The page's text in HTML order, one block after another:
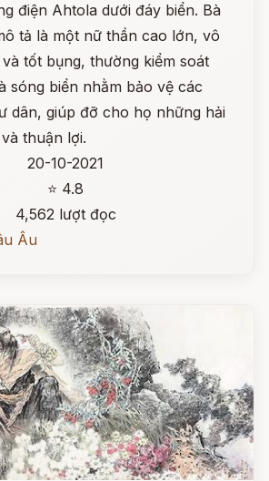
điện Ahtola dưới đáy biển. Bà
tả là một nữ thần cao lớn, vô
tốt bụng, thường kiểm soát
sóng biển nhằm bảo vệ các
dân, giúp đỡ cho họ những hải
thuận lợi.
20-10-2021
⭐ 4.8
4,562 lượt đọc
Âu